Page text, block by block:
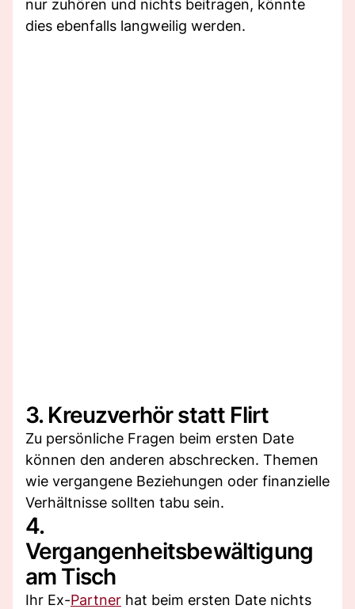
nur zuhören und nichts beitragen, könnte
dies ebenfalls langweilig werden.
3. Kreuzverhör statt Flirt
Zu persönliche Fragen beim ersten Date
können den anderen abschrecken. Themen
wie vergangene Beziehungen oder finanzielle
Verhältnisse sollten tabu sein.
4.
Vergangenheitsbewältigung
am Tisch
Ihr Ex-Partner hat beim ersten Date nichts